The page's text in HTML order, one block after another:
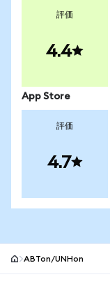
評価
4.4
App Store
評価
4.7
ABTon/UNHon